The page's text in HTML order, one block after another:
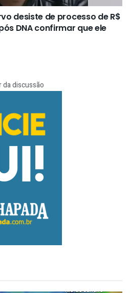
desiste de processo de R$
DNA confirmar que ele
da discussão